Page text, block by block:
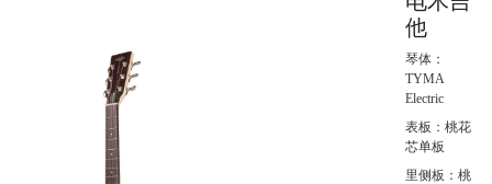
他
琴体：
TYMA
Electric
表板：桃花
芯单板
里侧板：桃